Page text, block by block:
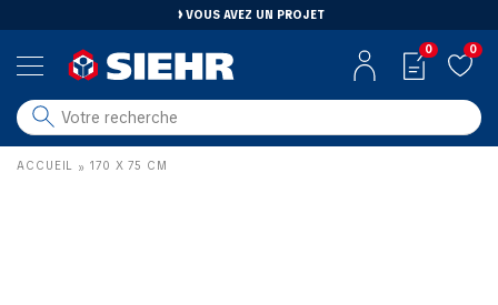
VOUS AVEZ UN PROJET
salle de bain
carrelage
0 0
ACCUEIL »170 X 75 CM